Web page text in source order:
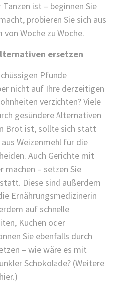
ist – beginnen Sie
probieren Sie sich aus
Woche zu Woche.
ersetzen
Pfunde
nicht auf Ihre derzeitigen
verzichten? Viele
gesündere Alternativen
Brot ist, sollte sich statt
Weizenmehl für die
Auch Gerichte mit
machen – setzen Sie
Diese sind außerdem
Ernährungsmedizinerin
auf schnelle
Kuchen oder
Sie ebenfalls durch
– wie wäre es mit
Schokolade? (Weitere